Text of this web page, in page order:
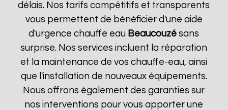
délais. Nos tarifs compétitifs et transparents
vous permettent de bénéficier d'une aide
d'urgence chauffe eau Beaucouzé sans
surprise. Nos services incluent la réparation
et la maintenance de vos chauffe-eau, ainsi
que l'installation de nouveaux équipements.
Nous offrons également des garanties sur
nos interventions pour vous apporter une